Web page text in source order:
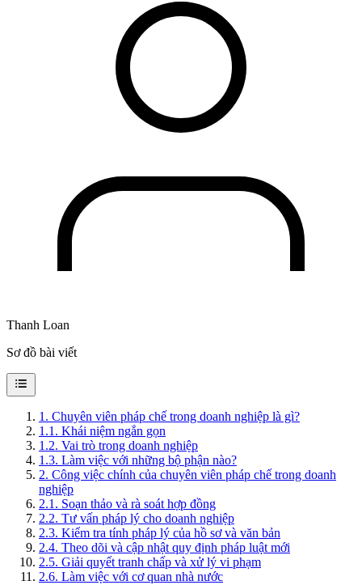
Thanh Loan
Sơ đồ bài viết
1 . Chuyên viên pháp chế trong doanh nghiệp là gì?
1.1 . Khái niệm ngắn gọn
1.2. Vai trò trong doanh nghiệp
1.3. Làm việc với những bộ phận nào?
2. Công việc chính của chuyên viên pháp chế trong doanh
nghiệp
2.1 . Soạn thảo và rà soát hợp đồng
2.2. Tư vấn pháp lý cho doanh nghiệp
2.3. Kiểm tra tính pháp lý của hồ sơ và văn bản
2.4. Theo dõi và cập nhật quy định pháp luật mới
2.5. Giải quyết tranh chấp và xử lý vi phạm
2.6. Làm việc với cơ quan nhà nước